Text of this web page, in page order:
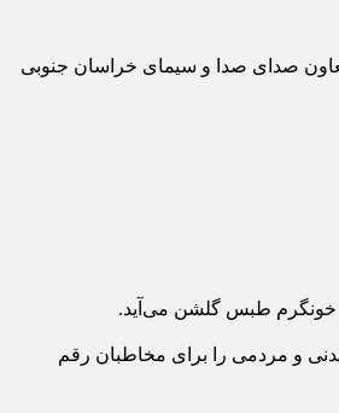
صدای صدا و سیمای خراسان جنوبی
خونگرم طبس گلشن می‌آید.
و مردمی را برای مخاطبان رقم